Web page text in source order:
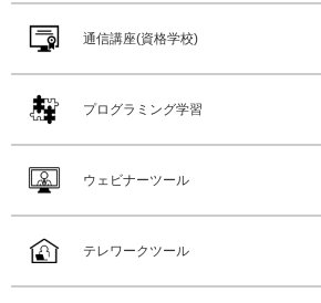
通信講座(資格学校)
プログラミング学習
ウェビナーツール
テレワークツール